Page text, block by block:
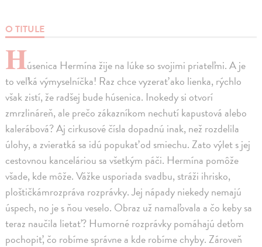
O TITULE
Húsenica Hermína žije na lúke so svojimi priateľmi. A je
to veľká výmyselníčka! Raz chce vyzerať ako lienka, rýchlo
však zistí, že radšej bude húsenica. Inokedy si otvorí
zmrzlináreň, ale prečo zákazníkom nechutí kapustová alebo
kalerábová? Aj cirkusové čísla dopadnú inak, než rozdelila
úlohy, a zvieratká sa idú popukať od smiechu. Zato výlet s jej
cestovnou kanceláriou sa všetkým páči. Hermína pomôže
všade, kde môže. Vážke usporiada svadbu, stráži ihrisko,
ploštičkámrozpráva rozprávky. Jej nápady niekedy nemajú
úspech, no je s ňou veselo. Obraz už namaľovala a čo keby sa
teraz naučila lietať? Humorné rozprávky pomáhajú deťom
pochopiť, čo robíme správne a kde robíme chyby. Zároveň